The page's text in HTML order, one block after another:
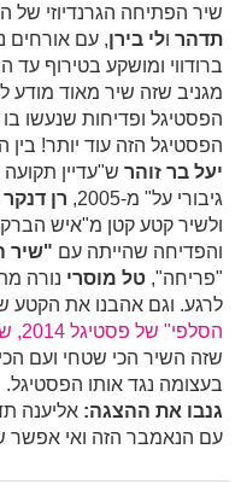
שיר הפתיחה הגרנדיוזי של
תדהר ולי בירן, עם אורחים
ברודווי ומושקע בטירוף
מגניב שזה שיר מאוד מודע
הפסטיגל ופדיחות שנעשו
הפסטיגל הזה עוד יותר!
יעל בר זוהר ש"עדיין
גיבורי על" מ-2005,
רן דנקר
ולשיר קטע קטן מ"איש
והפדיחה שהייתה עם "שיר
"פריחה", טל מוסרי נורה
לרגע. וגם אהבנו את הקטע
הסלפי" של פסטיגל 2014, שעשה סערה בקרב ההורים
שזה השיר הכי שטחי ועם
בעצומה נגד אותו הפסטיגל.
גנבו את ההצגה: אליענה
עם הנאמבר הזה ואי אפשר